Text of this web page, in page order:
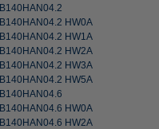
B140HAN04.2
B140HAN04.2 HW0A
B140HAN04.2 HW1A
B140HAN04.2 HW2A
B140HAN04.2 HW3A
B140HAN04.2 HW5A
B140HAN04.6
B140HAN04.6 HW0A
B140HAN04.6 HW2A